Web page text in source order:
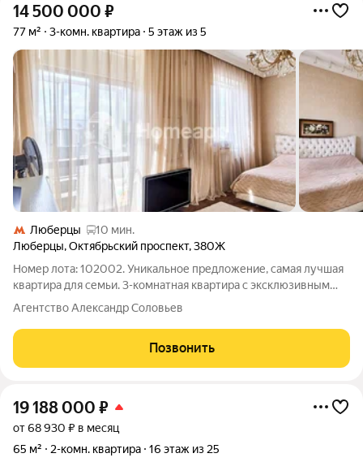
14 500 000 ₽
77 м² 3-комн. квартира 5 этаж из 5
Люберцы
10 мин.
Люберцы,Октябрьский проспект,380Ж
Номер лота: 102002. Уникальное предложение, самая лучшая
квартира для семьи. 3-комнатная квартира с эксклюзивным
дизайнерским ремонтом. Общая площадь квартиры
составляет 77 квадратных метров, из которых 42,1 квадратных
метра приходится на жилую зону.
Агентство Александр Соловьев
Позвонить
19 188 000 ₽
от 68 930 ₽ в месяц
65 м²
2-комн. квартира 16 этаж из 25